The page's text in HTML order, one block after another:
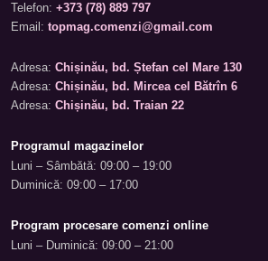
Telefon: +373 (78) 889 797
Email: topmag.comenzi@gmail.com
Adresa: Chișinău, bd. Ștefan cel Mare 130
Adresa: Chișinău, bd. Mircea cel Bătrîn 6
Adresa: Chișinău, bd. Traian 22
Programul magazinelor
Luni – Sâmbătă: 09:00 – 19:00
Duminică: 09:00 – 17:00
Program procesare comenzi online
Luni – Duminică: 09:00 – 21:00